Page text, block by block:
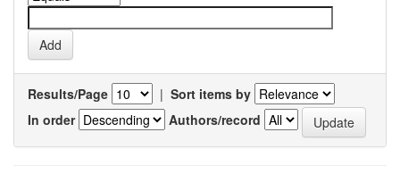
Results/Page | Sort items by
In order
Authors/record